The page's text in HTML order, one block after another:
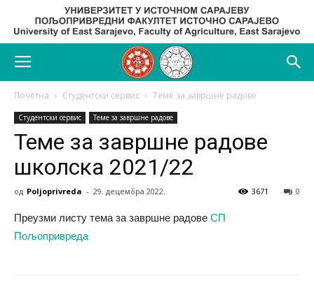
Почетна Студентски сервис Теме за завршне радове
Студентски сервис Теме за завршне радове
Теме за завршне радове
школска 2021/22
од Poljoprivreda - 29. децембра 2022. 0
3671
Преузми листу тема за завршне радове СП
Пољопривреда